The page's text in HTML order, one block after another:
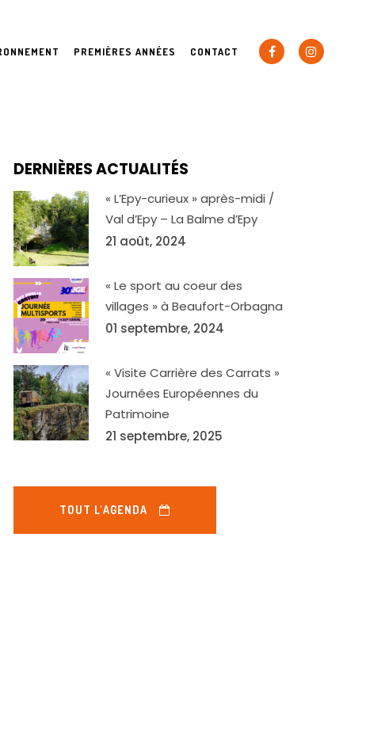
PREMIÈRES ANNÉES CONTACT
LE
DERNIÈRES ACTUALITÉS
« L’Epy-curieux » après-midi /
Val d’Epy – La Balme d’Epy
21 août, 2024
« Le sport au coeur des
villages » à Beaufort-Orbagna
01 septembre, 2024
« Visite Carrière des Carrats »
Journées Européennes du
Patrimoine
21 septembre, 2025
TOUT L'AGENDA